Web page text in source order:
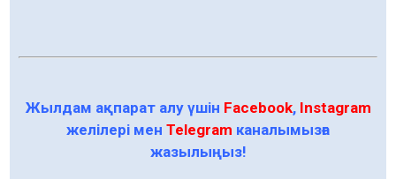
Жылдам ақпарат алу үшін Facebook, Instagram
желілері мен Telegram каналымызға
жазылыңыз!